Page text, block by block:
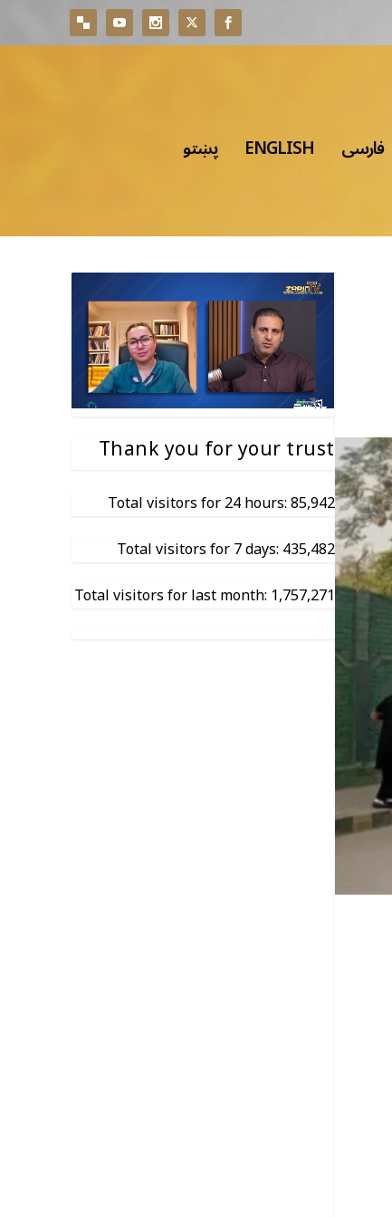
فارسی ENGLISH
پښتو
Thank you for your trust
Total visitors for 24 hours: 85,942
Total visitors for 7 days: 435,482
Total visitors for last month: 1,757,271